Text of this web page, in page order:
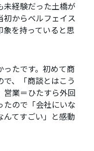
未経験だった土橋が
初からベルフェイス
を持っていると思
ったです。初めて商
、「商談とはこう
営業＝ひたすら外回
たので「会社にいな
んてすごい」と感動